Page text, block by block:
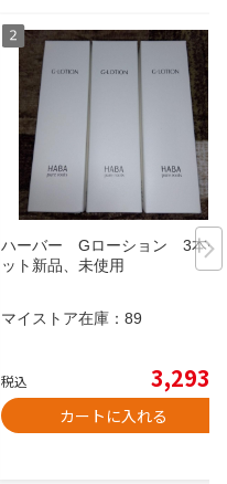
ハーバー Gローション 3本セ
ット新品、未使用
マイストア在庫： 89
税込 3,293
カートに入れる